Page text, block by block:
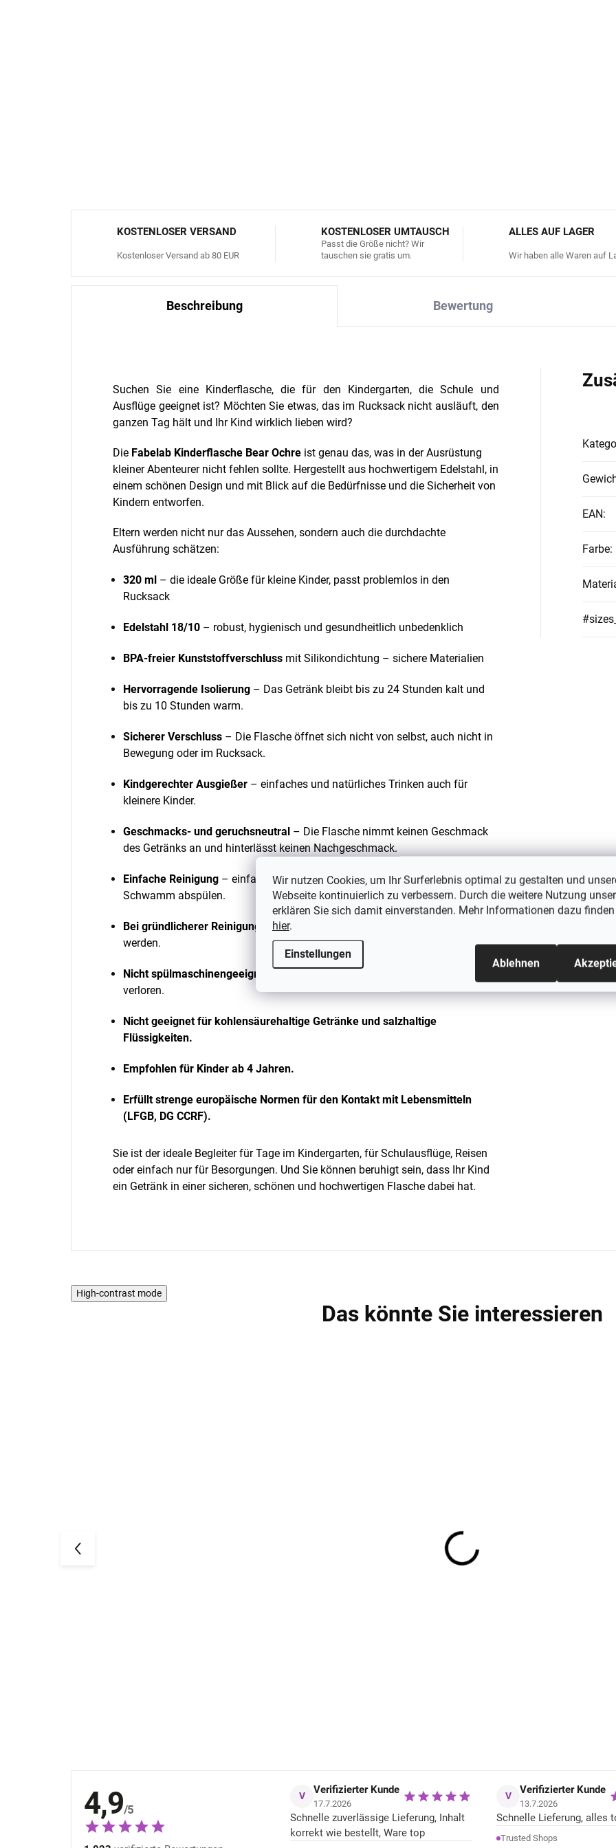
Wir nutzen Cookies, um Ihr Surferlebnis optimal zu gestalten und
Webseite kontinuierlich zu verbessern. Durch die weitere Nutzung
erklären Sie sich damit einverstanden. Mehr Informationen dazu
hier.
Einstellungen
Ablehnen
KOSTENLOSER VERSAND
Kostenloser Versand ab 80 EUR
KOSTENLOSER UMTAUSCH
Passt die Größe nicht? Wir
tauschen sie gratis um.
ALLES AUF LAGER
Wir haben alle Waren auf
Beschreibung Bewertung
Suchen Sie eine Kinderflasche, die für den Kindergarten, die Schule und
Ausflüge geeignet ist? Möchten Sie etwas, das im Rucksack nicht ausläuft, den
ganzen Tag hält und Ihr Kind wirklich lieben wird?
Die Fabelab Kinderflasche Bear Ochre ist genau das, was in der Ausrüstung
kleiner Abenteurer nicht fehlen sollte. Hergestellt aus hochwertigem Edelstahl, in
einem schönen Design und mit Blick auf die Bedürfnisse und die Sicherheit von
Kindern entworfen.
Eltern werden nicht nur das Aussehen, sondern auch die durchdachte
Ausführung schätzen:
320 ml – die ideale Größe für kleine Kinder, passt problemlos in den
Rucksack
Edelstahl 18/10 – robust, hygienisch und gesundheitlich unbedenklich
BPA-freier Kunststoffverschluss mit Silikondichtung – sichere Materialien
Hervorragende Isolierung – Das Getränk bleibt bis zu 24 Stunden kalt und
bis zu 10 Stunden warm.
Sicherer Verschluss – Die Flasche öffnet sich nicht von selbst, auch nicht in
Bewegung oder im Rucksack.
Kindgerechter Ausgießer – einfaches und natürliches Trinken auch für
kleinere Kinder.
Geschmacks- und geruchsneutral – Die Flasche nimmt keinen Geschmack
des Getränks an und hinterlässt keinen Nachgeschmack.
Einfache Reinigung – einfach mit warmem Wasser und einem weichen
Schwamm abspülen.
Bei gründlicherer Reinigung
kann sie mit Wasser und etwas Essig desinfiziert
werden.
Nicht spülmaschinengeeignet
verloren.
Nicht geeignet für kohlensäurehaltige Getränke und salzhaltige
Flüssigkeiten.
Empfohlen für Kinder ab 4 Jahren.
Erfüllt strenge europäische Normen für den Kontakt mit Lebensmitteln
(LFGB, DG CCRF).
Sie ist der ideale Begleiter für Tage im Kindergarten, für Schulausflüge, Reisen
oder einfach nur für Besorgungen. Und Sie können beruhigt sein, dass Ihr Kind
ein Getränk in einer sicheren, schönen und hochwertigen Flasche dabei hat.
EAN:
Farbe:
High-contrast mode
Das könnte Sie interessieren
4,9/5
V Verifizierter Kunde
17.7.2026
Schnelle zuverlässige Lieferung, Inhalt
korrekt wie bestellt, Ware top
V Verifizierter Kunde
13.7.2026
Schnelle Lieferung, alles
Trusted Shops